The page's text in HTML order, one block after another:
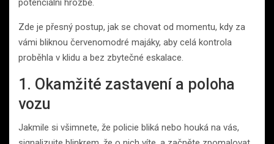
potenciální hrozbě.
Zde je přesný postup, jak se chovat od momentu, kdy za
vámi bliknou červenomodré majáky, aby celá kontrola
proběhla v klidu a bez zbytečné eskalace.
1. Okamžité zastavení a poloha
vozu
Jakmile si všimnete, že policie bliká nebo houká na vás,